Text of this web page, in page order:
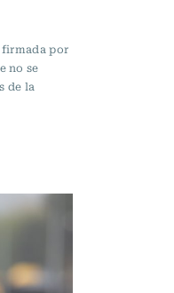
firmada por
no se
de la